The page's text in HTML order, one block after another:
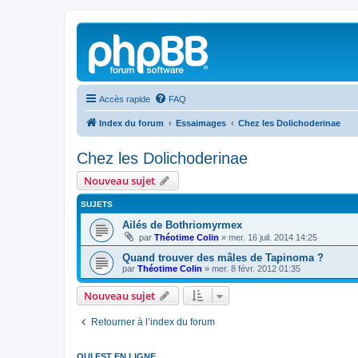
Accès rapide FAQ
Index du forum Essaimages Chez les Dolichoderinae
Chez les Dolichoderinae
Nouveau sujet
SUJETS
Ailés de Bothriomyrmex
par Théotime Colin » mer. 16 juil. 2014 14:25
Quand trouver des mâles de Tapinoma ?
par Théotime Colin » mer. 8 févr. 2012 01:35
Nouveau sujet
Retourner à l’index du forum